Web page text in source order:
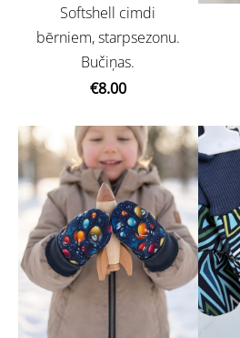
Softshell cimdi
bērniem, starpsezonu.
Bučiņas.
€8.00